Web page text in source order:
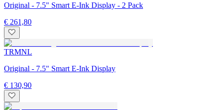
Original - 7.5" Smart E-Ink Display - 2 Pack
€ 261,80
TRMNL
Original - 7.5" Smart E-Ink Display
€ 130,90